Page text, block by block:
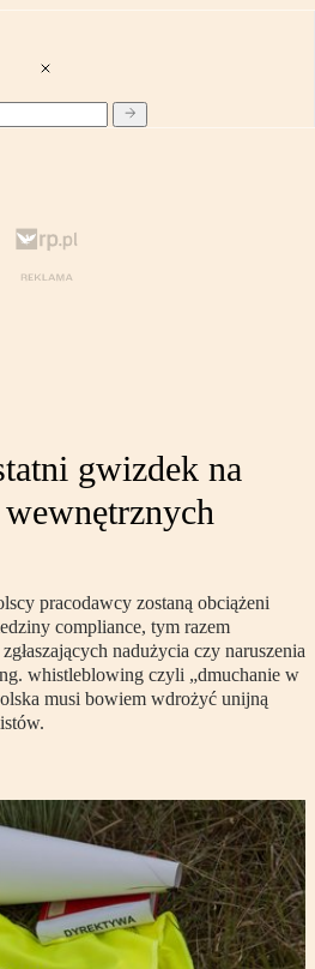
gwizdek na
pracodawcy zostaną obciążeni
compliance, tym razem
nadużycia czy naruszenia
whistleblowing czyli „dmuchanie w
musi bowiem wdrożyć unijną